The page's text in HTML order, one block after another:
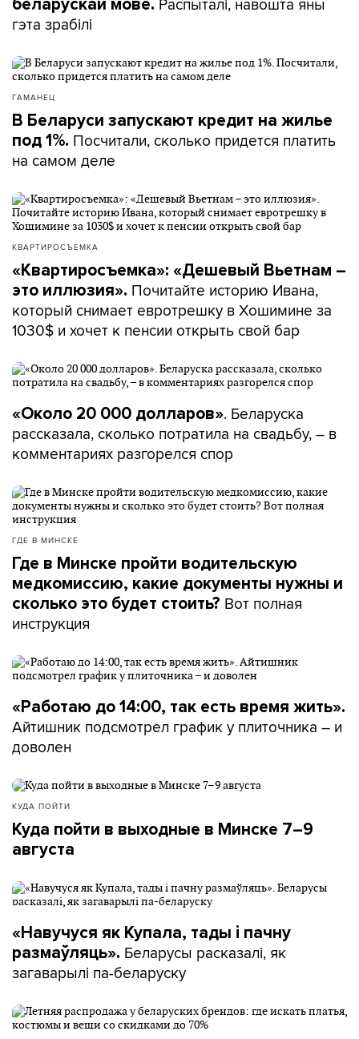
беларускай мове.
гэта зрабілі
ГАМАНЕЦ
В Беларуси запускают кредит на жилье
под 1%. Посчитали, сколько придется платить
на самом деле
КВАРТИРОСЪЕМКА
«Квартиросъемка»: «Дешевый Вьетнам –
это иллюзия». Почитайте историю Ивана,
который снимает евротрешку в Хошимине за
1030$ и хочет к пенсии открыть свой бар
«Около 20 000 долларов». Беларуска
рассказала, сколько потратила на свадьбу, – в
комментариях разгорелся спор
ГДЕ В МИНСКЕ
Где в Минске пройти водительскую
медкомиссию, какие документы нужны и
сколько это будет стоить? Вот полная
инструкция
«Работаю до 14:00, так есть время жить».
Айтишник подсмотрел график у плиточника – и
доволен
КУДА ПОЙТИ
Куда пойти в выходные в Минске 7–9
августа
«Навучуся як Купала, тады і пачну
размаўляць». Беларусы расказалі, як
загаварылі па-беларуску